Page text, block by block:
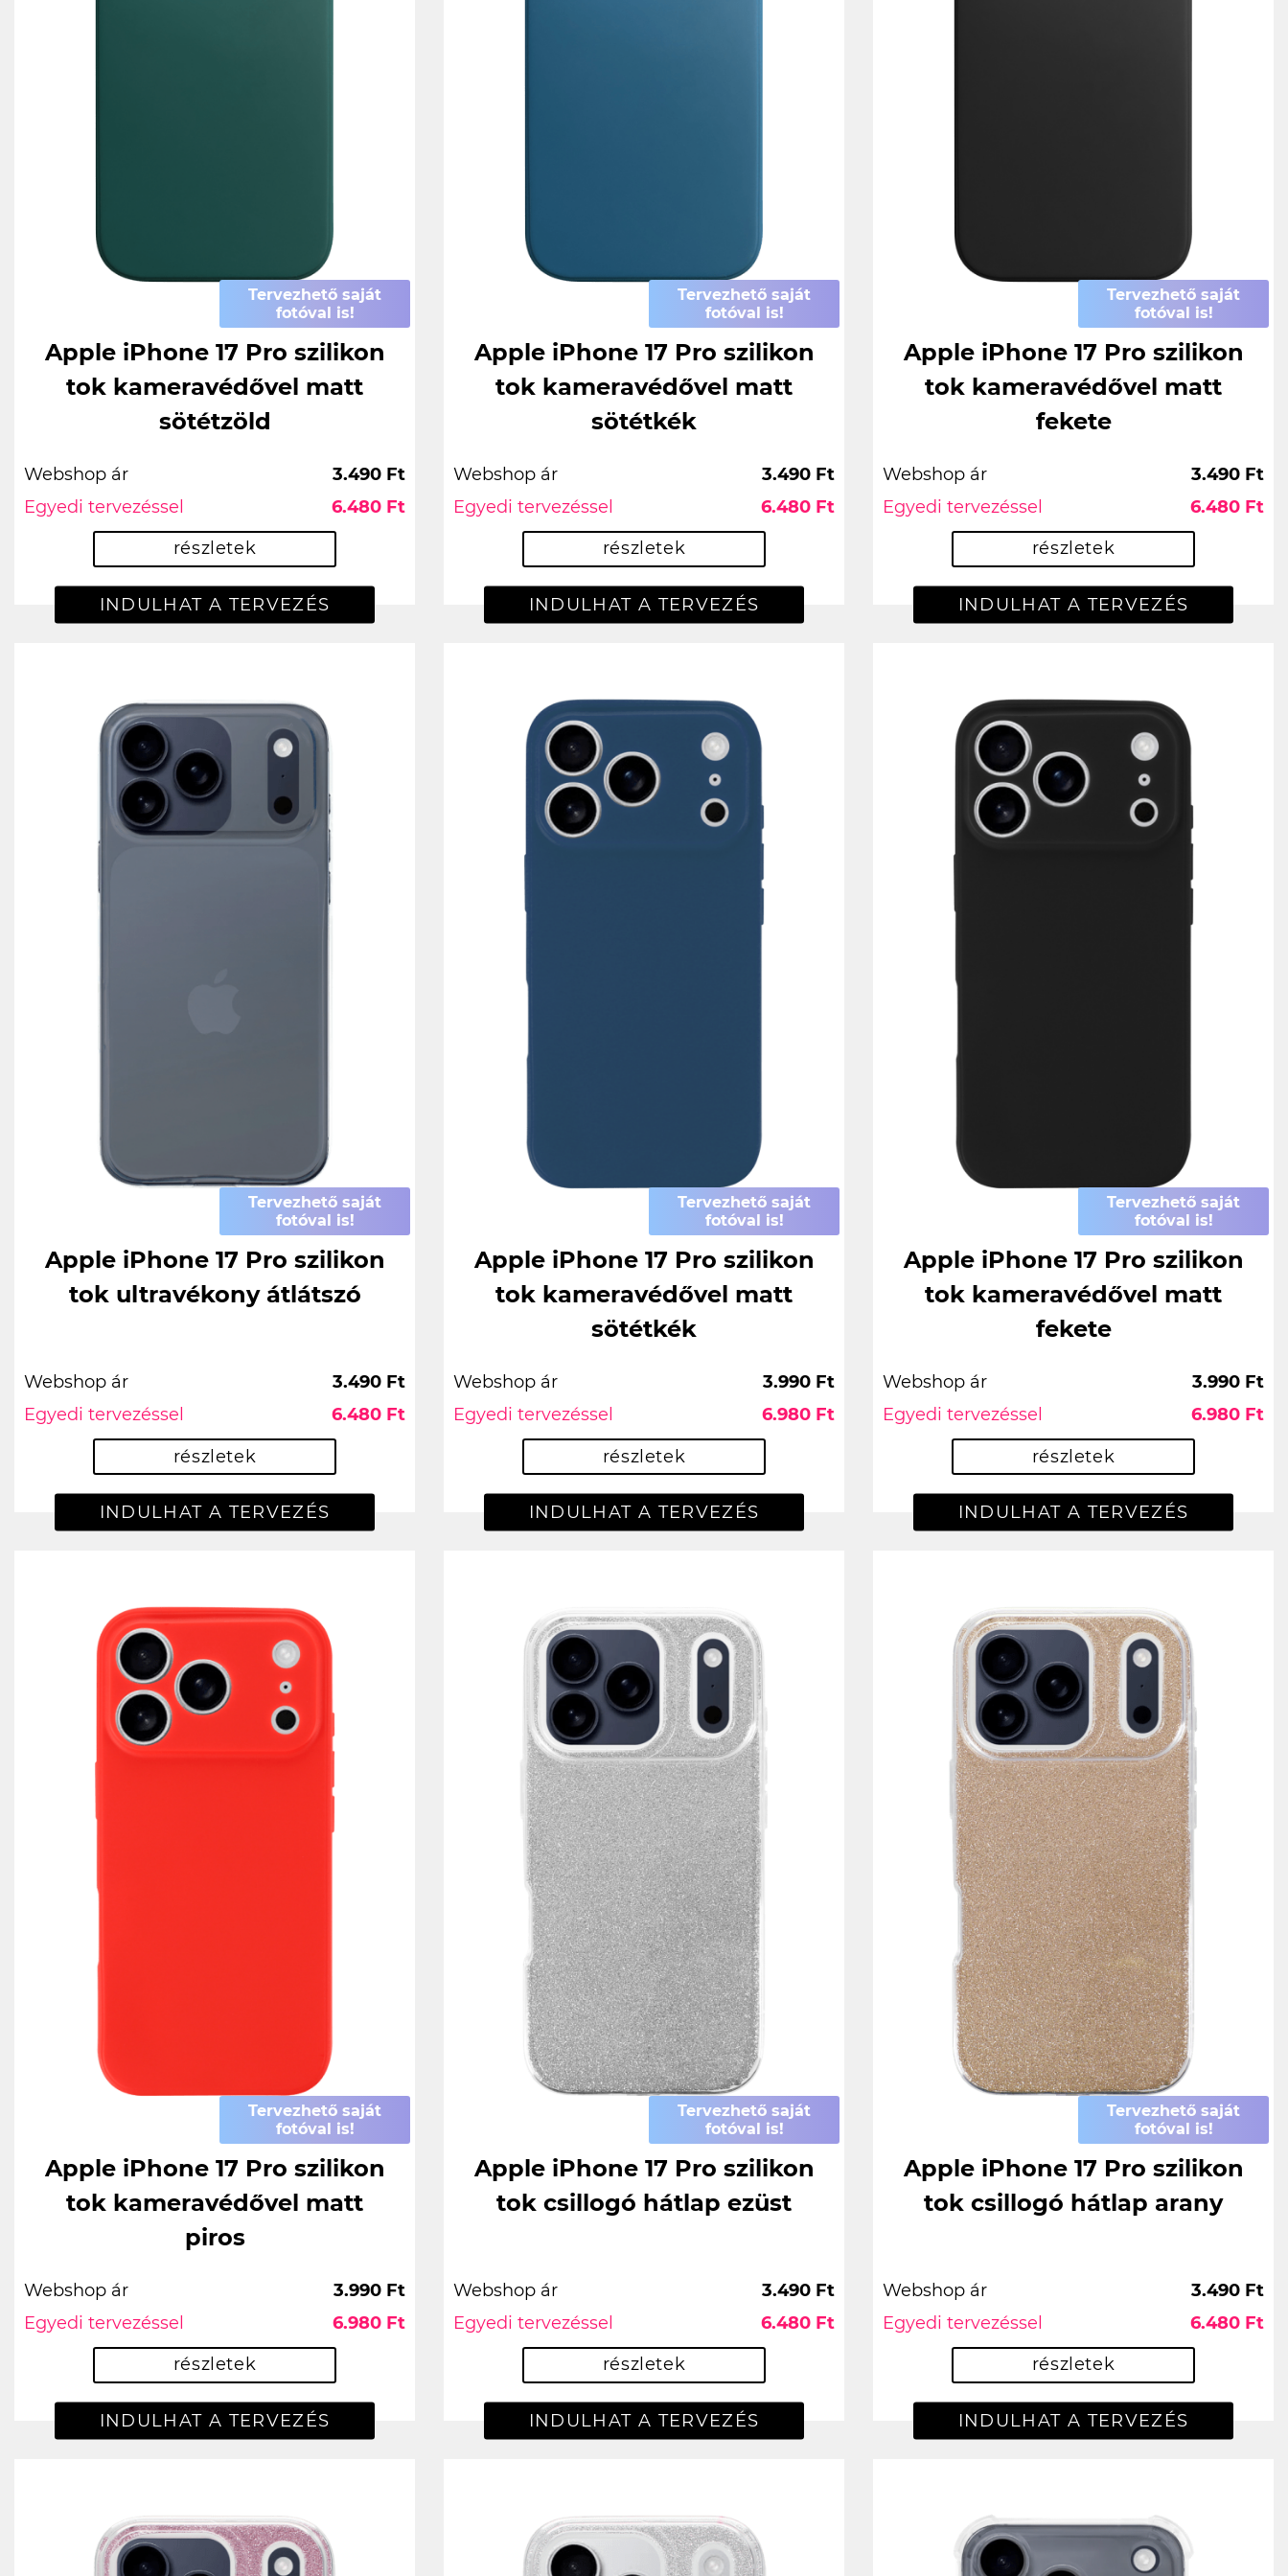
Tervezhető saját
fotóval is!
Apple iPhone 17 Pro szilikon
tok kameravédővel matt
sötétzöld
Webshop ár
3.490 Ft
Egyedi tervezéssel
6.480 Ft
részletek
INDULHAT A TERVEZÉS
Tervezhető saját
fotóval is!
Apple iPhone 17 Pro szilikon
tok kameravédővel matt
sötétkék
Webshop ár
3.490 Ft
Egyedi tervezéssel
6.480 Ft
részletek
INDULHAT A TERVEZÉS
Tervezhető saját
fotóval is!
Apple iPhone 17 Pro szilikon
tok kameravédővel matt
fekete
Webshop ár
3.490 Ft
Egyedi tervezéssel
6.480 Ft
részletek
INDULHAT A TERVEZÉS
Tervezhető saját
fotóval is!
Apple iPhone 17 Pro szilikon
tok ultravékony átlátszó
Webshop ár
3.490 Ft
Egyedi tervezéssel
6.480 Ft
részletek
INDULHAT A TERVEZÉS
Tervezhető saját
fotóval is!
Apple iPhone 17 Pro szilikon
tok kameravédővel matt
sötétkék
Webshop ár
3.990 Ft
Egyedi tervezéssel
6.980 Ft
részletek
INDULHAT A TERVEZÉS
Tervezhető saját
fotóval is!
Apple iPhone 17 Pro szilikon
tok kameravédővel matt
fekete
Webshop ár
3.990 Ft
Egyedi tervezéssel
6.980 Ft
részletek
INDULHAT A TERVEZÉS
Tervezhető saját
fotóval is!
Apple iPhone 17 Pro szilikon
tok kameravédővel matt
piros
Webshop ár
3.990 Ft
Egyedi tervezéssel
6.980 Ft
részletek
INDULHAT A TERVEZÉS
Tervezhető saját
fotóval is!
Apple iPhone 17 Pro szilikon
tok csillogó hátlap ezüst
Webshop ár
3.490 Ft
Egyedi tervezéssel
6.480 Ft
részletek
INDULHAT A TERVEZÉS
Tervezhető saját
fotóval is!
Apple iPhone 17 Pro szilikon
tok csillogó hátlap arany
Webshop ár
3.490 Ft
Egyedi tervezéssel
6.480 Ft
részletek
INDULHAT A TERVEZÉS